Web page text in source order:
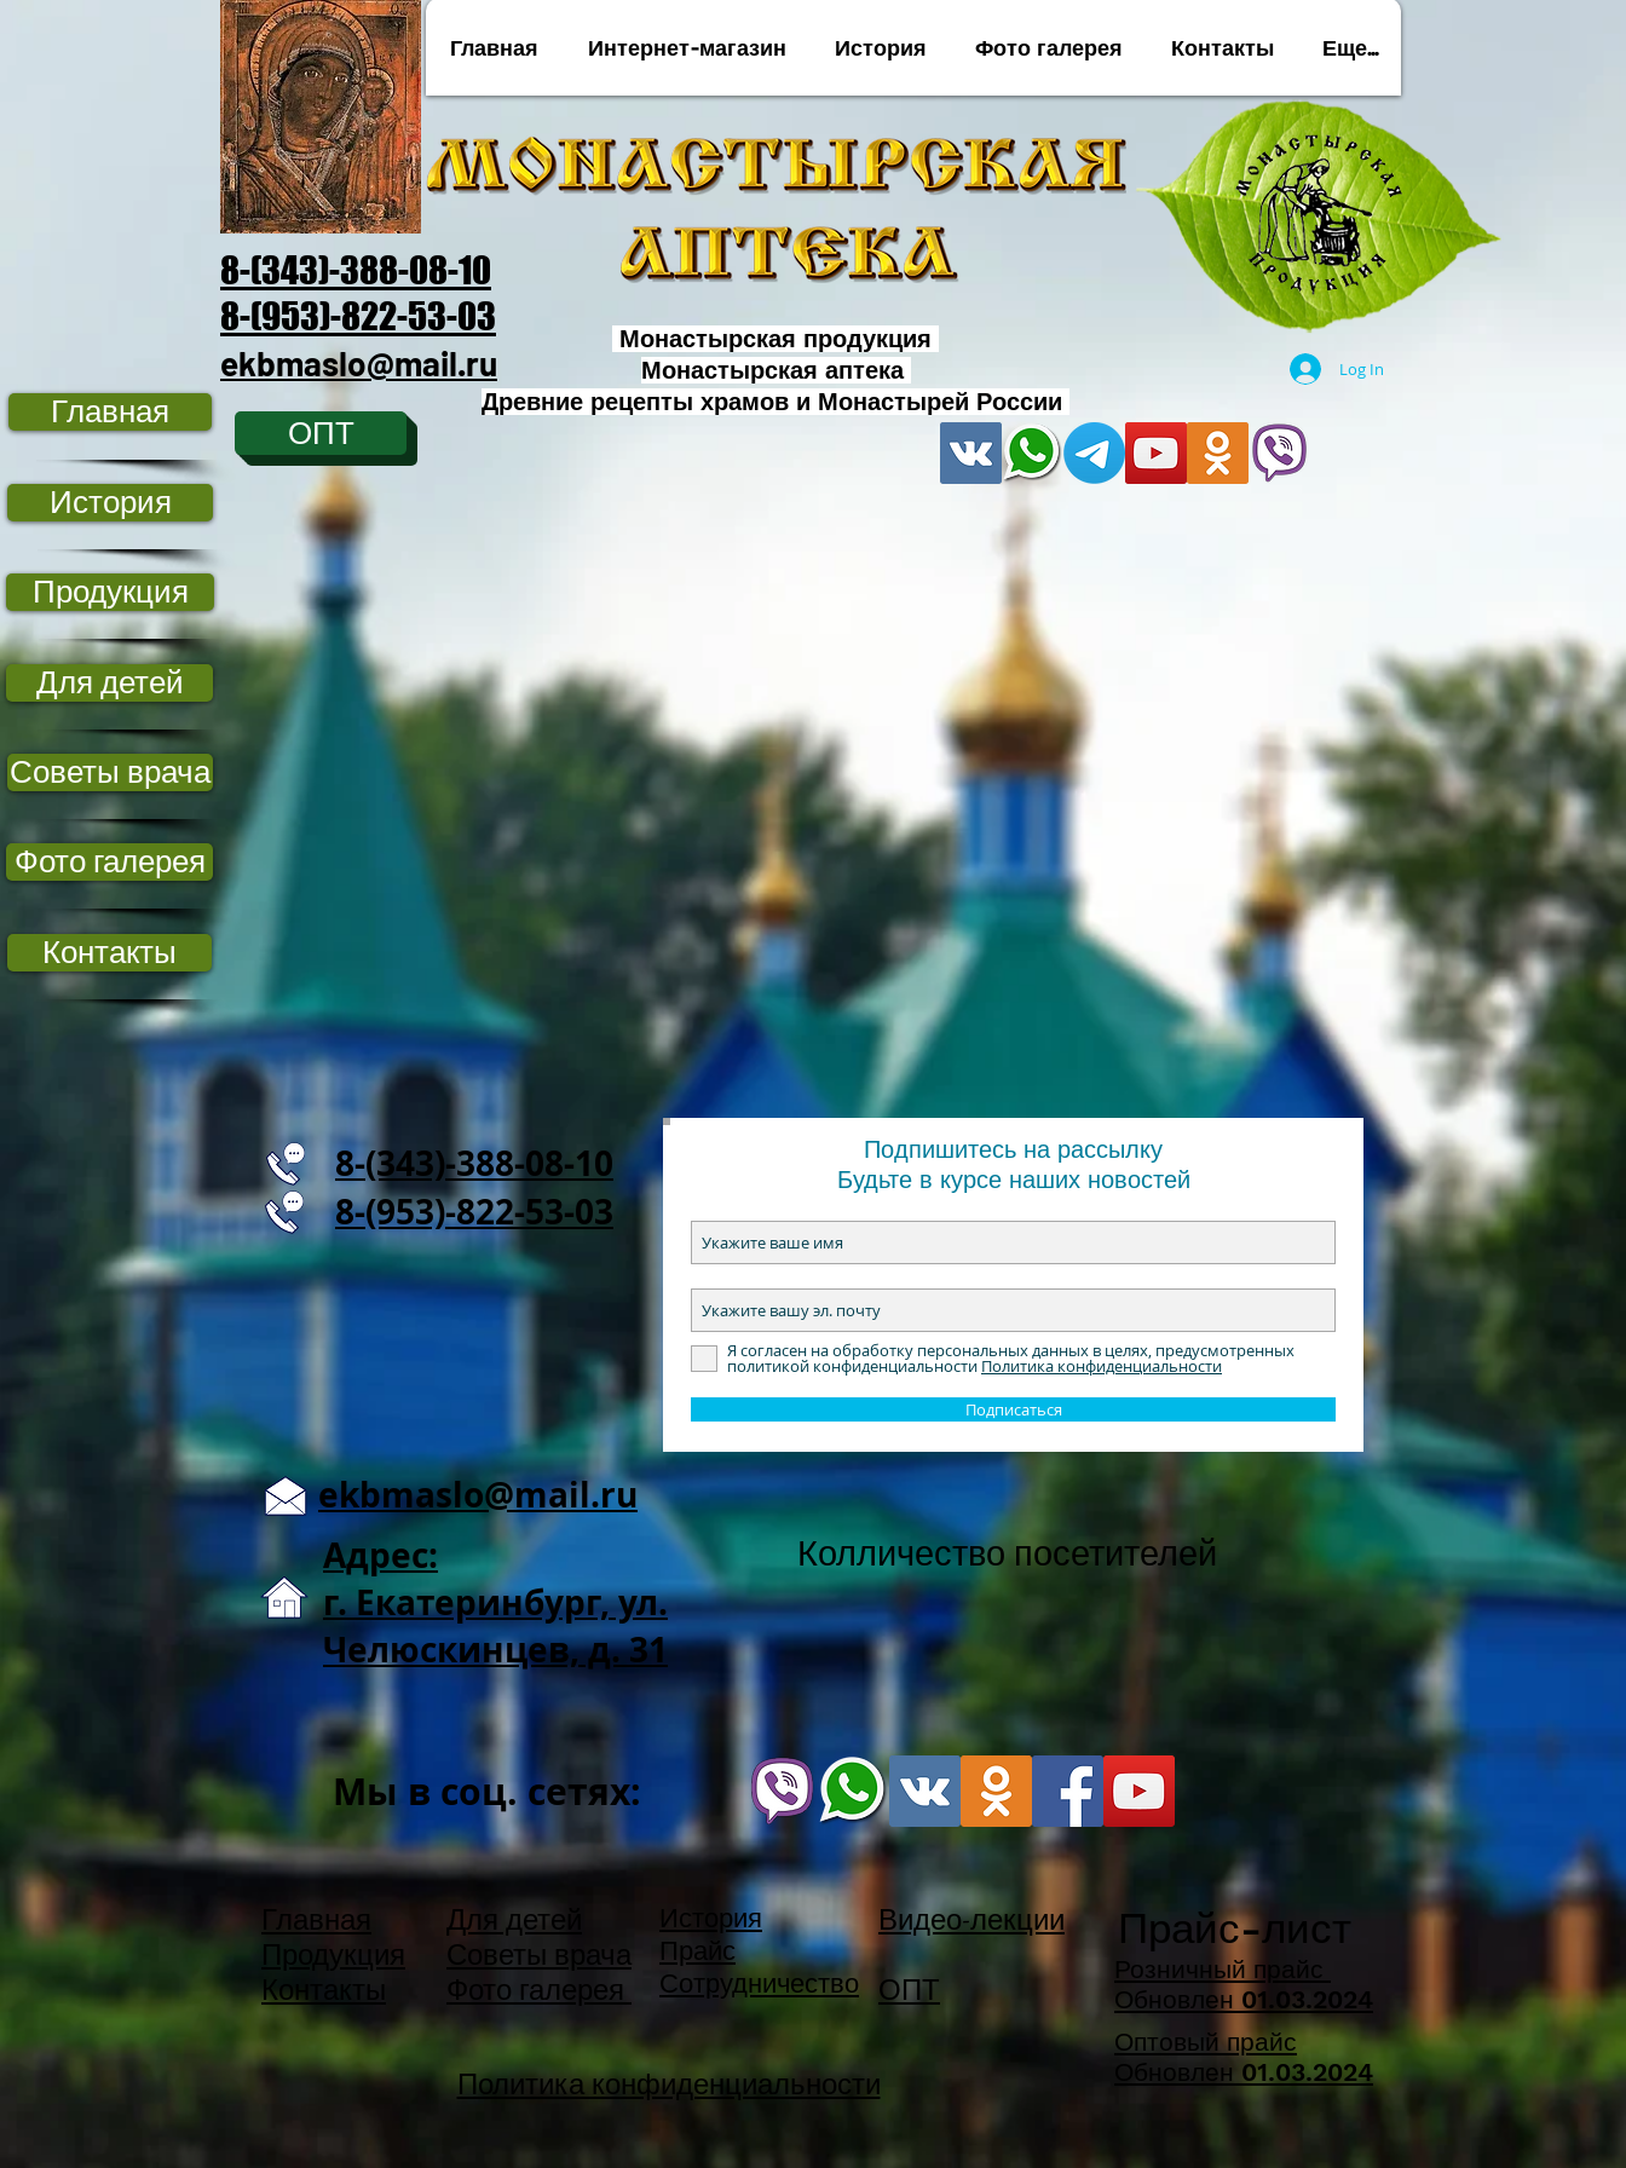
ОПТ
8-(343)-388-08-10
8-(953)-822-53-03
ekbmaslo@mail.ru
Главная Интернет-магазин История Фото галерея Контакты Еще...
Монастырская продукция
Монастырская аптека
Древние рецепты храмов и Монастырей России
Log In
Главная
История
Для детей
Продукция
Советы врача
Фото галерея
Контакты
8-(343)-388-08-10
8-(953)-822-53-03
Подпишитесь на рассылку
Будьте в курсе наших новостей
Я согласен на обработку персональных данных в целях, предусмотренных
политикой конфиденциальности Политика конфиденциальности
Подписаться
ekbmaslo@mail.ru
Адрес:
г. Екатеринбург, ул.
Челюскинцев, д. 31
Колличество посетителей
Мы в соц. сетях:
Главная
Продукция
Контакты
Для детей
Советы врача
Фото галерея
История
Прайс
Сотрудничество
Видео-лекции
ОПТ
Политика конфиденциальности
Прайс-лист
Розничный прайс
Обновлен 01.03.2024
Оптовый прайс
Обновлен 01.03.2024